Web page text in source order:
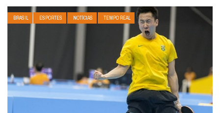
BRASIL ESPORTES NOTÍCIAS TEMPO REAL